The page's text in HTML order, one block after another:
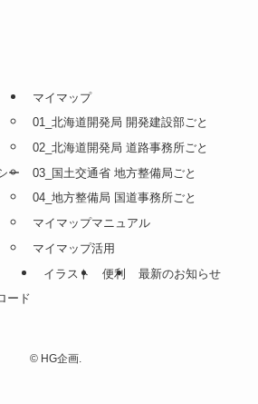
ー
マイマップ
01_北海道開発局 開発建設部ごと
02_北海道開発局 道路事務所ごと
03_国土交通省 地方整備局ごと
04_地方整備局 国道事務所ごと
マイマップマニュアル
マイマップ活用
ード
イラスト 便利 最新のお知らせ
©HG企画.